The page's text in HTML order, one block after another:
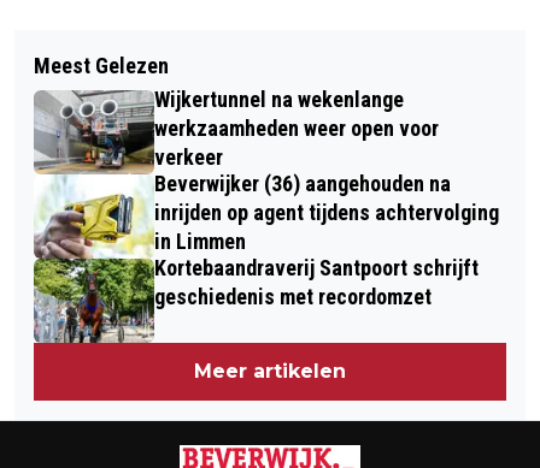
KOMENDE WEEK KOUDER MET LOKAAL
KANS OP SNEEUW
TELSTAR HAALT GENADELOOS UIT
TEGEN JONG FC UTRECHT, ZES
MANDJES AAN HET SCOREBORD
Meest Gelezen
Wijkertunnel na wekenlange
werkzaamheden weer open voor
verkeer
Beverwijker (36) aangehouden na
inrijden op agent tijdens achtervolging
in Limmen
Kortebaandraverij Santpoort schrijft
geschiedenis met recordomzet
Meer artikelen